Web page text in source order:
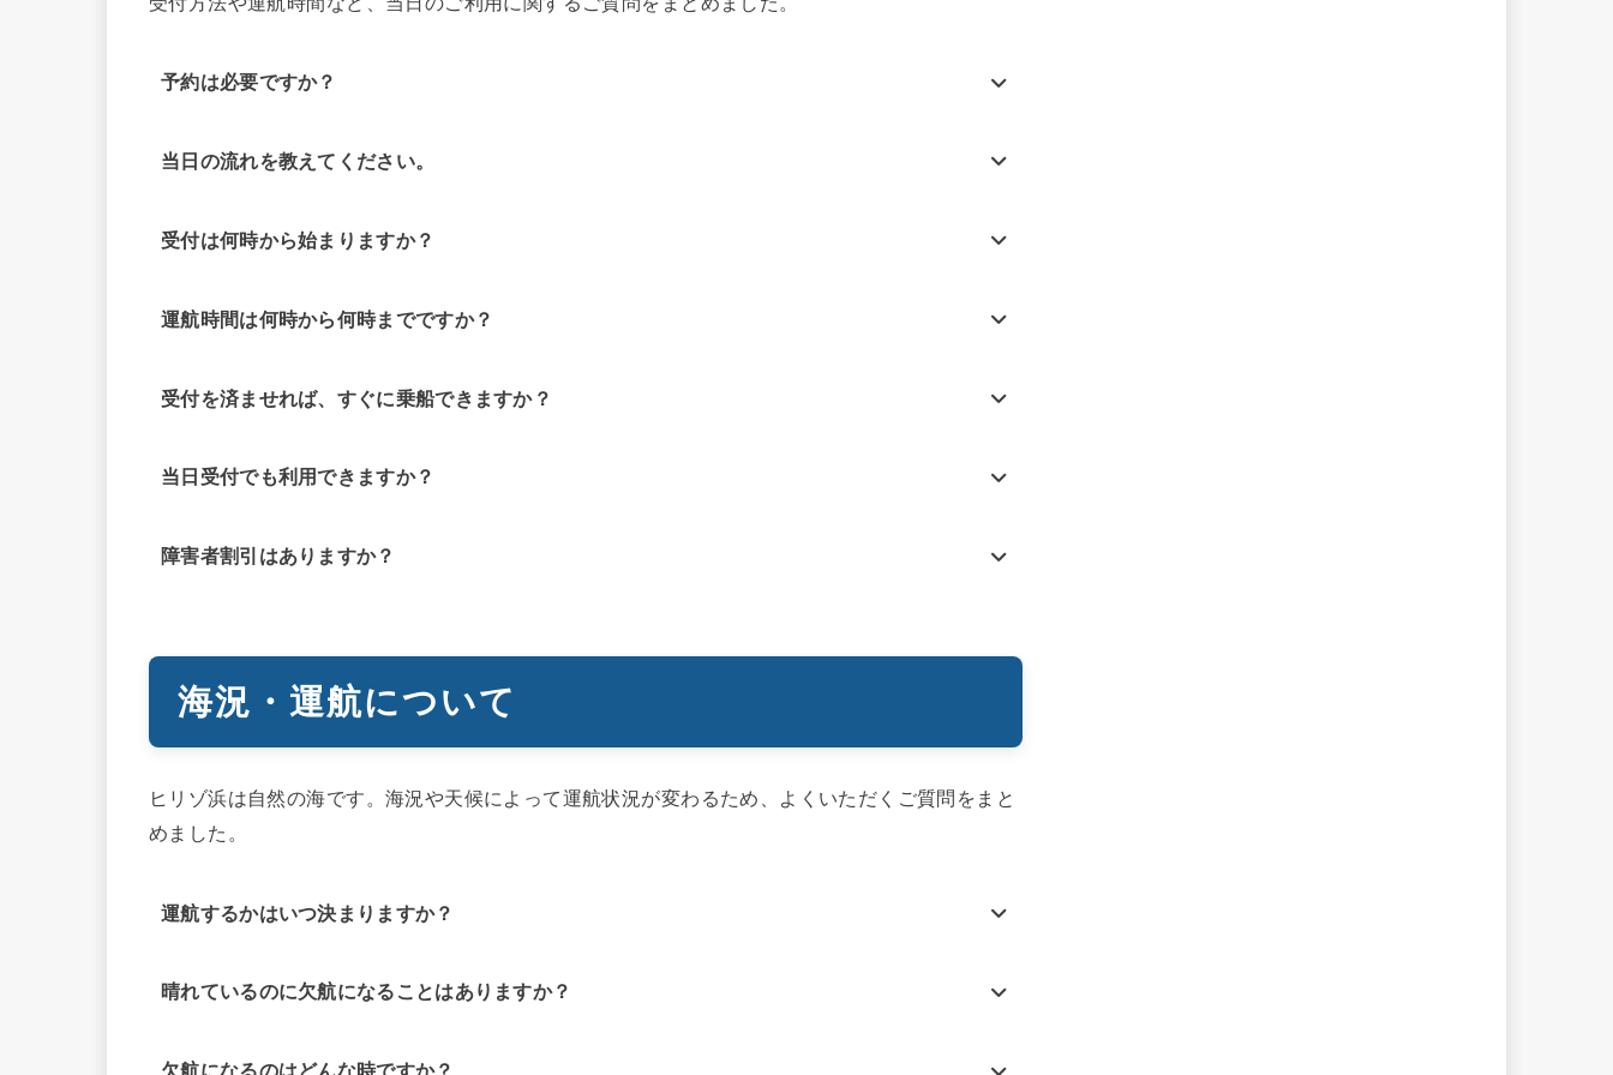
予約は必要ですか？
当日の流れを教えてください。
受付は何時から始まりますか？
運航時間は何時から何時までですか？
受付を済ませれば、すぐに乗船できますか？
当日受付でも利用できますか？
障害者割引はありますか？
海況・運航について
ヒリゾ浜は自然の海です。海況や天候によって運航状況が変わるため、よくいただくご質問をまと
めました。
運航するかはいつ決まりますか？
晴れているのに欠航になることはありますか？
欠航になるのはどんな時ですか？